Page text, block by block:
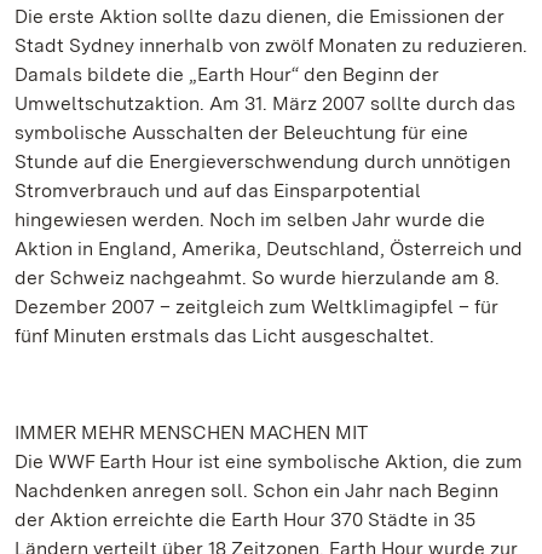
Die erste Aktion sollte dazu dienen, die Emissionen der
Stadt Sydney innerhalb von zwölf Monaten zu reduzieren.
Damals bildete die „Earth Hour“ den Beginn der
Umweltschutzaktion. Am 31. März 2007 sollte durch das
symbolische Ausschalten der Beleuchtung für eine
Stunde auf die Energieverschwendung durch unnötigen
Stromverbrauch und auf das Einsparpotential
hingewiesen werden. Noch im selben Jahr wurde die
Aktion in England, Amerika, Deutschland, Österreich und
der Schweiz nachgeahmt. So wurde hierzulande am 8.
Dezember 2007 – zeitgleich zum Weltklimagipfel – für
fünf Minuten erstmals das Licht ausgeschaltet.
IMMER MEHR MENSCHEN MACHEN MIT
Die WWF Earth Hour ist eine symbolische Aktion, die zum
Nachdenken anregen soll. Schon ein Jahr nach Beginn
der Aktion erreichte die Earth Hour 370 Städte in 35
Ländern verteilt über 18 Zeitzonen. Earth Hour wurde zur